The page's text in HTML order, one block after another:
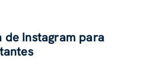
de Instagram para